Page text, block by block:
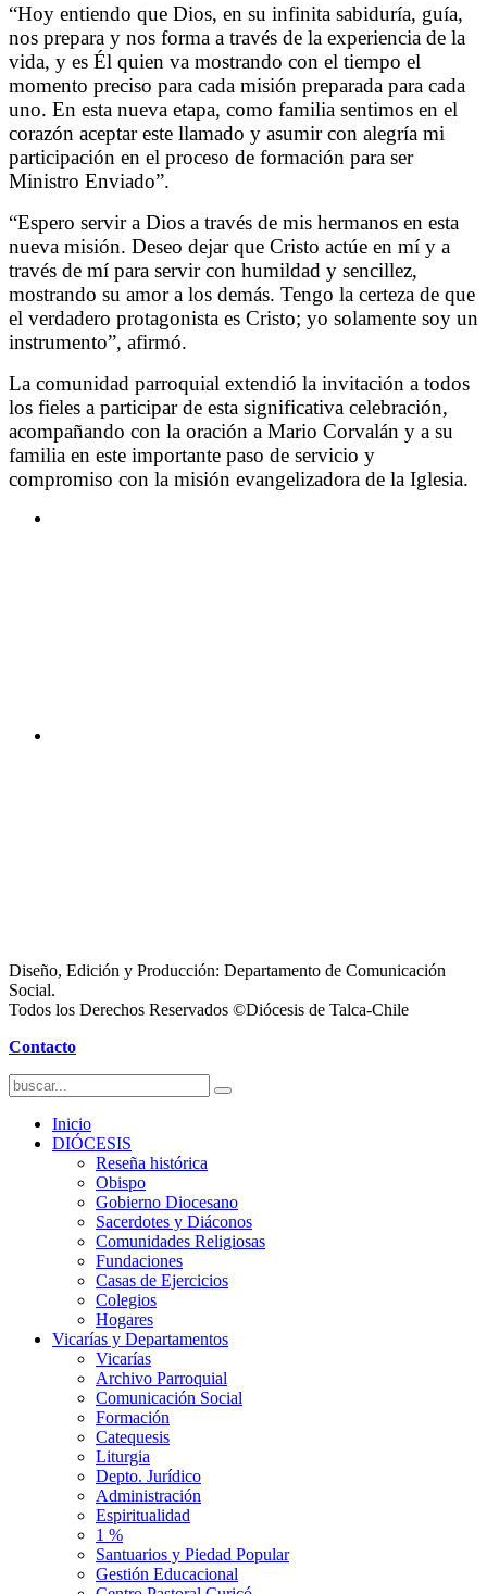
“Hoy entiendo que Dios, en su infinita sabiduría, guía,
nos prepara y nos forma a través de la experiencia de la
vida, y es Él quien va mostrando con el tiempo el
momento preciso para cada misión preparada para cada
uno. En esta nueva etapa, como familia sentimos en el
corazón aceptar este llamado y asumir con alegría mi
participación en el proceso de formación para ser
Ministro Enviado”.
“Espero servir a Dios a través de mis hermanos en esta
nueva misión. Deseo dejar que Cristo actúe en mí y a
través de mí para servir con humildad y sencillez,
mostrando su amor a los demás. Tengo la certeza de que
el verdadero protagonista es Cristo; yo solamente soy un
instrumento”, afirmó.
La comunidad parroquial extendió la invitación a todos
los fieles a participar de esta significativa celebración,
acompañando con la oración a Mario Corvalán y a su
familia en este importante paso de servicio y
compromiso con la misión evangelizadora de la Iglesia.
Diseño, Edición y Producción: Departamento de Comunicación
Social.
Todos los Derechos Reservados ©Diócesis de Talca-Chile
Contacto
Inicio
DIÓCESIS
Reseña histórica
Obispo
Gobierno Diocesano
Sacerdotes y Diáconos
Comunidades Religiosas
Fundaciones
Casas de Ejercicios
Colegios
Hogares
Vicarías y Departamentos
Vicarías
Archivo Parroquial
Comunicación Social
Formación
Catequesis
Liturgia
Depto. Jurídico
Administración
Espiritualidad
1 %
Santuarios y Piedad Popular
Gestión Educacional